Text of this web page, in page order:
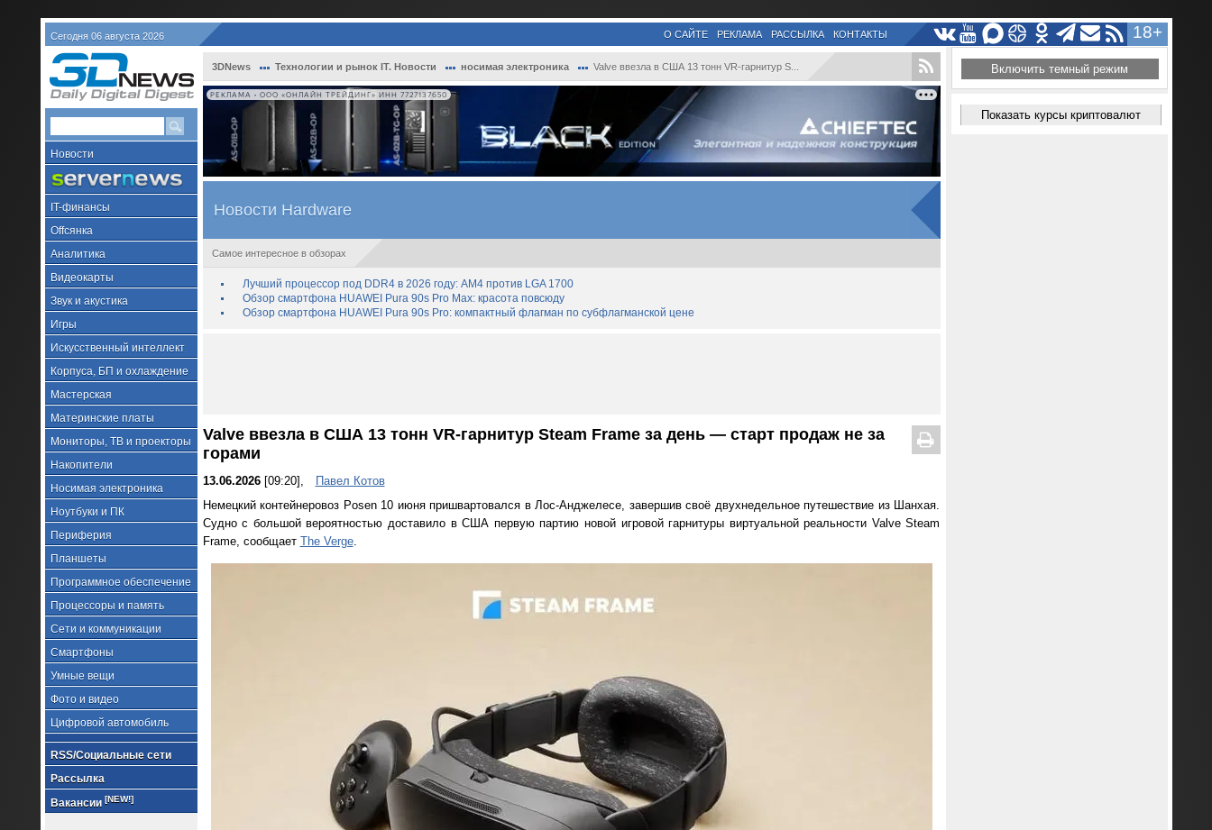
Сегодня 06 августа 2026 18+
О САЙТЕ РЕКЛАМА РАССЫЛКА КОНТАКТЫ
Новости
IT-финансы
Offсянка
Аналитика
Видеокарты
Звук и акустика
Игры
Искусственный интеллект
Корпуса, БП и охлаждение
Мастерская
Материнские платы
Мониторы, ТВ и проекторы
Накопители
Носимая электроника
Ноутбуки и ПК
Периферия
Планшеты
Программное обеспечение
Процессоры и память
Сети и коммуникации
Смартфоны
Умные вещи
Фото и видео
Цифровой автомобиль
RSS/Социальные сети
Рассылка
Вакансии [NEW!]
3DNews Технологии и рынок IT. Новости носимая электроника Valve ввезла в США 13 тонн VR-гарнитур S...
РЕКЛАМА • ООО «ОНЛАЙН ТРЕЙДИНГ» ИНН 7727137650
Новости Hardware
Самое интересное в обзорах
Лучший процессор под DDR4 в 2026 году: AM4 против LGA 1700
Обзор смартфона HUAWEI Pura 90s Pro Max: красота повсюду
Обзор смартфона HUAWEI Pura 90s Pro: компактный флагман по субфлагманской цене
Valve ввезла в США 13 тонн VR-гарнитур Steam Frame за день — старт продаж не за
горами
13.06.2026[09:20],
Павел Котов
Немецкий контейнеровоз Posen 10 июня пришвартовался в Лос-Анджелесе, завершив своё двухнедельное путешествие из Шанхая.
Судно с большой вероятностью доставило в США первую партию новой игровой гарнитуры виртуальной реальности Valve Steam
Frame, сообщает The Verge.
Включить темный режим
Показать курсы криптовалют